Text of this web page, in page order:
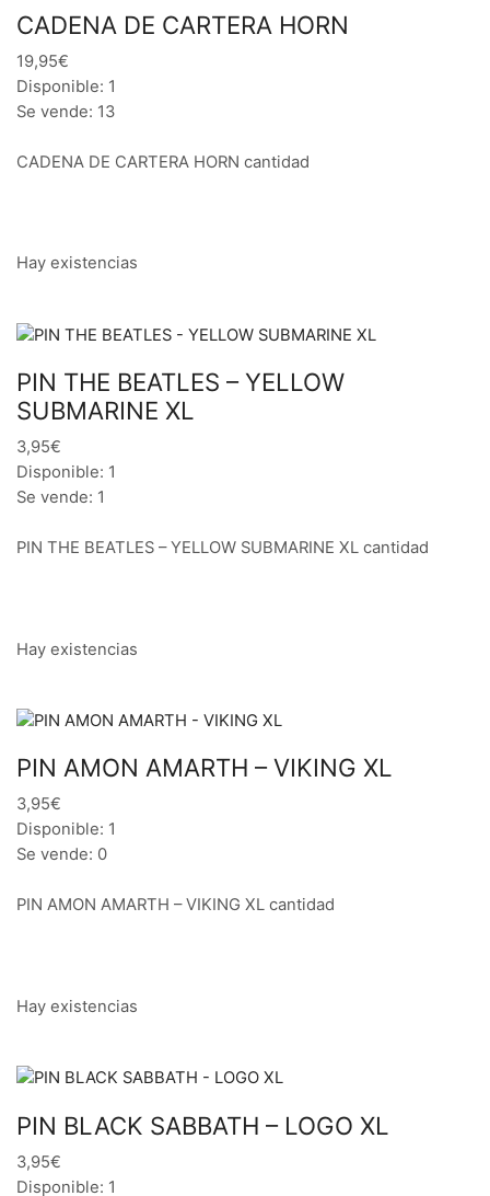
CADENA DE CARTERA HORN
19,95€
Disponible: 1
Se vende: 13
CADENA DE CARTERA HORN cantidad
Hay existencias
PIN THE BEATLES – YELLOW
SUBMARINE XL
3,95€
Disponible: 1
Se vende: 1
PIN THE BEATLES – YELLOW SUBMARINE XL cantidad
Hay existencias
PIN AMON AMARTH – VIKING XL
3,95€
Disponible: 1
Se vende: 0
PIN AMON AMARTH – VIKING XL cantidad
Hay existencias
PIN BLACK SABBATH – LOGO XL
3,95€
Disponible: 1